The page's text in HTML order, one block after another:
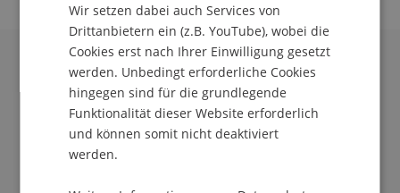
Keine Daten zu dieser Person gefunden
Universität Liechtenstein
Fürst-Franz-Josef-Strasse
9490 Vaduz
Liechtenstein
info@uni.li
Wir setzen dabei auch Services von
Drittanbietern ein (z.B. YouTube), wobei die
Cookies erst nach Ihrer Einwilligung gesetzt
werden. Unbedingt erforderliche Cookies
hingegen sind für die grundlegende
Funktionalität dieser Website erforderlich
und können somit nicht deaktiviert
werden.